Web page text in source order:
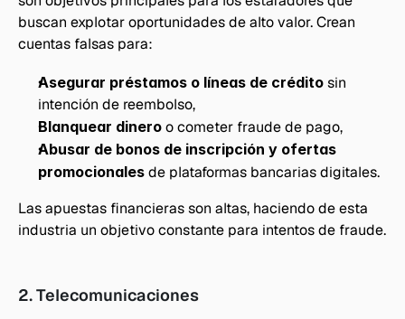
buscan explotar oportunidades de alto valor. Crean
cuentas falsas para:
Asegurar préstamos o líneas de crédito sin
intención de reembolso,
Blanquear dinero o cometer fraude de pago,
Abusar de bonos de inscripción y ofertas
promocionales de plataformas bancarias digitales.
Las apuestas financieras son altas, haciendo de esta
industria un objetivo constante para intentos de fraude.
2. Telecomunicaciones